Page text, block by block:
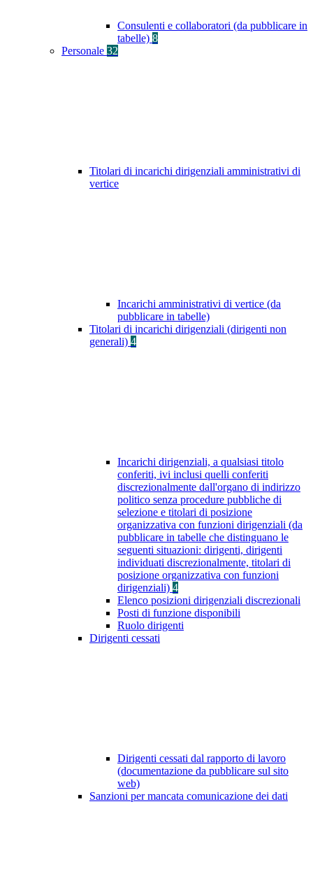
Consulenti e collaboratori (da pubblicare in
tabelle) 8
Personale 32
Titolari di incarichi dirigenziali amministrativi di
vertice
Incarichi amministrativi di vertice (da
pubblicare in tabelle)
Titolari di incarichi dirigenziali (dirigenti non
generali) 4
Incarichi dirigenziali, a qualsiasi titolo
conferiti, ivi inclusi quelli conferiti
discrezionalmente dall'organo di indirizzo
politico senza procedure pubbliche di
selezione e titolari di posizione
organizzativa con funzioni dirigenziali (da
pubblicare in tabelle che distinguano le
seguenti situazioni: dirigenti, dirigenti
individuati discrezionalmente, titolari di
posizione organizzativa con funzioni
dirigenziali) 4
Elenco posizioni dirigenziali discrezionali
Posti di funzione disponibili
Ruolo dirigenti
Dirigenti cessati
Dirigenti cessati dal rapporto di lavoro
(documentazione da pubblicare sul sito
web)
Sanzioni per mancata comunicazione dei dati